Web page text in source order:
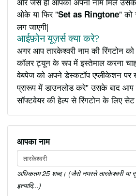
ओके या फिर "Set as Ringtone" को
लग जाएगी|
आईफ़ोन यूज़र्स क्या करे?
अगर आप तारकेश्वरी नाम की रिंगटोन
कॉलर ट्यून के रूप में इस्तेमाल करना
वेबपेज को अपने डेस्कटॉप एप्लीकेशन
प्रारूप में डाउनलोड करे" उसके बाद
सॉफ्टवेयर की हेल्प से रिंगटोन के लिए
आपका नाम
अधिकतम 25 शब्द। (जैसे नमस्ते तारकेश्वरी या
इत्यादि...)